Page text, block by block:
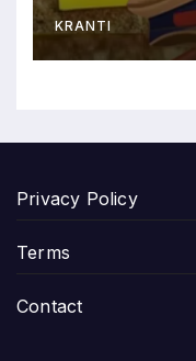
KRANTI
Privacy Policy
Terms
Contact